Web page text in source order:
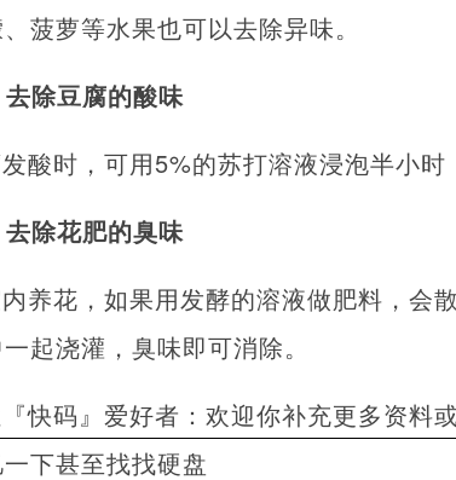
菠萝等水果也可以去除异味。
除豆腐的酸味
酸时，可用5%的苏打溶液浸泡半小时
除花肥的臭味
养花，如果用发酵的溶液做肥料，会
起浇灌，臭味即可消除。
快码』爱好者：欢迎你补充更多资料
下甚至找找硬盘